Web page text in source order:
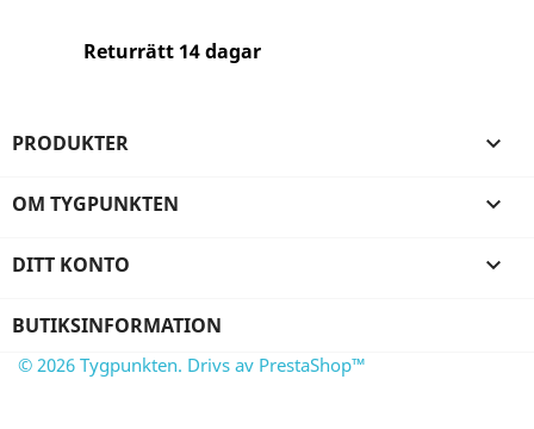
Returrätt 14 dagar
PRODUKTER 
OM TYGPUNKTEN 
DITT KONTO 
BUTIKSINFORMATION
© 2026 Tygpunkten. Drivs av PrestaShop™